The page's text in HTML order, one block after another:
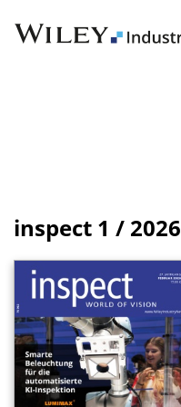
inspect 1 / 2026